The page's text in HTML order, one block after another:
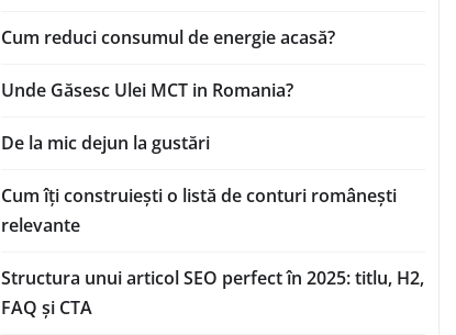
Cum reduci consumul de energie acasă?
Unde Găsesc Ulei MCT in Romania?
De la mic dejun la gustări
Cum îți construiești o listă de conturi românești
relevante
Structura unui articol SEO perfect în 2025: titlu, H2,
FAQ și CTA